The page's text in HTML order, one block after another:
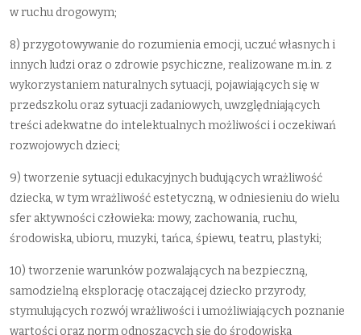
w ruchu drogowym;
8) przygotowywanie do rozumienia emocji, uczuć własnych i
innych ludzi oraz o zdrowie psychiczne, realizowane m.in. z
wykorzystaniem naturalnych sytuacji, pojawiających się w
przedszkolu oraz sytuacji zadaniowych, uwzględniających
treści adekwatne do intelektualnych możliwości i oczekiwań
rozwojowych dzieci;
9) tworzenie sytuacji edukacyjnych budujących wrażliwość
dziecka, w tym wrażliwość estetyczną, w odniesieniu do wielu
sfer aktywności człowieka: mowy, zachowania, ruchu,
środowiska, ubioru, muzyki, tańca, śpiewu, teatru, plastyki;
10) tworzenie warunków pozwalających na bezpieczną,
samodzielną eksplorację otaczającej dziecko przyrody,
stymulujących rozwój wrażliwości i umożliwiających poznanie
wartości oraz norm odnoszących się do środowiska